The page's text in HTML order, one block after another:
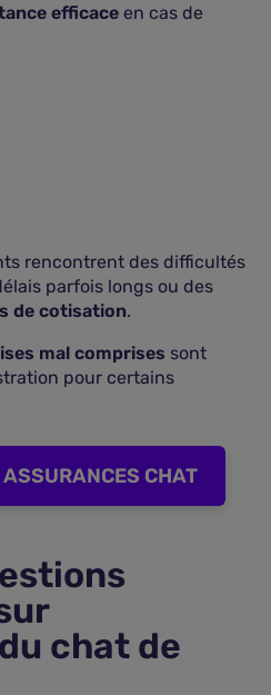
efficace en cas de
rencontrent des difficultés
parfois longs ou des
de cotisation.
mal comprises sont
pour certains
CHAT
chat de